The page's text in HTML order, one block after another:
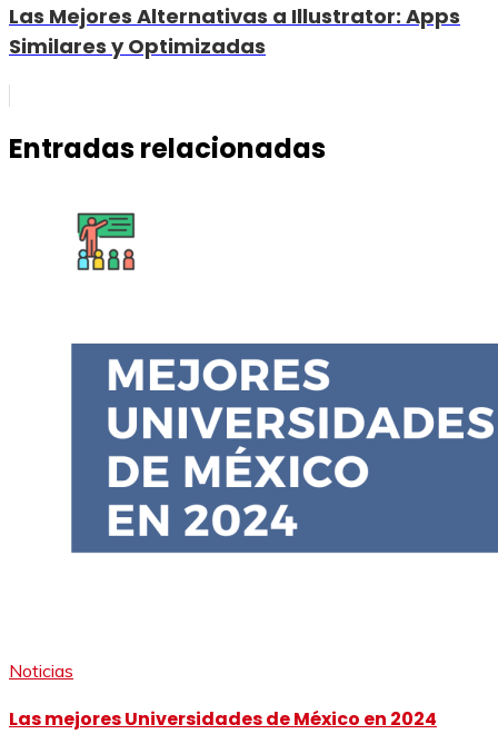
Las Mejores Alternativas a Illustrator: Apps
Similares y Optimizadas
Entradas relacionadas
Noticias
Las mejores Universidades de México en 2024